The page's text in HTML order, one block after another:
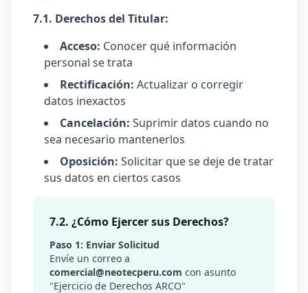
7.1. Derechos del Titular:
Acceso: Conocer qué información
personal se trata
Rectificación: Actualizar o corregir
datos inexactos
Cancelación: Suprimir datos cuando no
sea necesario mantenerlos
Oposición: Solicitar que se deje de tratar
sus datos en ciertos casos
7.2. ¿Cómo Ejercer sus Derechos?
Paso 1: Enviar Solicitud
Envíe un correo a
comercial@neotecperu.com con asunto
"Ejercicio de Derechos ARCO"